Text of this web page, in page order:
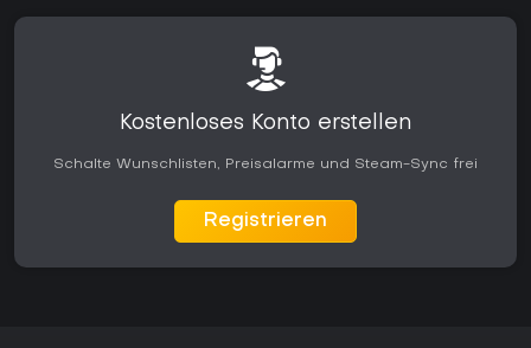
Kostenloses Konto erstellen
Schalte Wunschlisten, Preisalarme und Steam-Sync frei
Registrieren